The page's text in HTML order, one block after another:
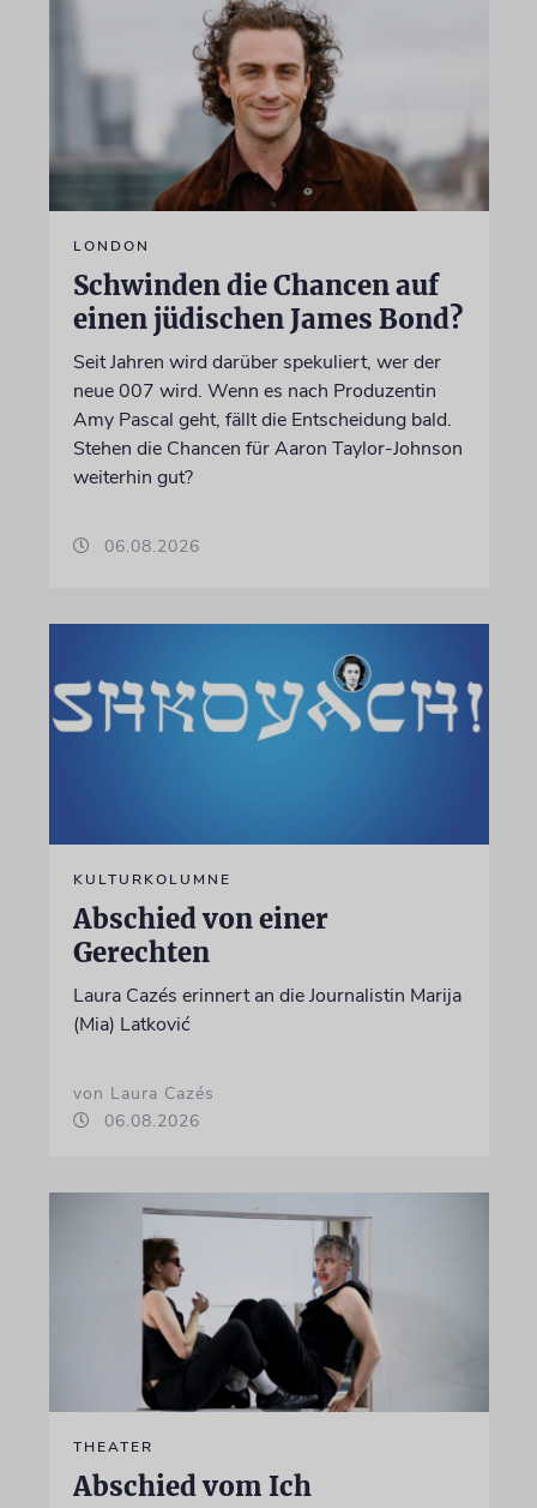
LONDON
Schwinden die Chancen auf
einen jüdischen James Bond?
Seit Jahren wird darüber spekuliert, wer der
neue 007 wird. Wenn es nach Produzentin
Amy Pascal geht, fällt die Entscheidung bald.
Stehen die Chancen für Aaron Taylor-Johnson
weiterhin gut?
06.08.2026
KULTURKOLUMNE
Abschied von einer
Gerechten
Laura Cazés erinnert an die Journalistin Marija
(Mia) Latković
von Laura Cazés
06.08.2026
THEATER
Abschied vom Ich